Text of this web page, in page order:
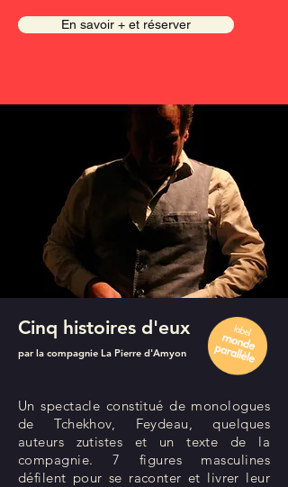
En savoir + et réserver
Cinq histoires d'eux
par la compagnie La Pierre d'Amyon
Un spectacle constitué de monologues
de Tchekhov, Feydeau, quelques
auteurs zutistes et un texte de la
compagnie. 7 figures masculines
défilent pour se raconter et livrer leur